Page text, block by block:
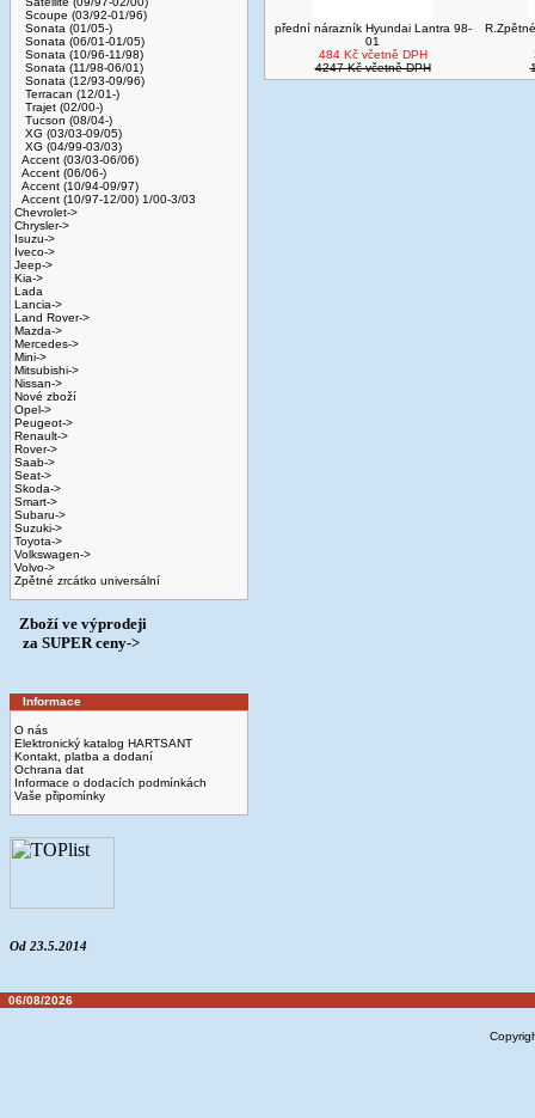
Scoupe (03/92-01/96)
Sonata (01/05-)
Sonata (06/01-01/05)
Sonata (10/96-11/98)
Sonata (11/98-06/01)
Sonata (12/93-09/96)
Terracan (12/01-)
Trajet (02/00-)
Tucson (08/04-)
XG (03/03-09/05)
XG (04/99-03/03)
Accent (03/03-06/06)
Accent (06/06-)
Accent (10/94-09/97)
Accent (10/97-12/00) 1/00-3/03
Chevrolet->
Chrysler->
Isuzu->
Iveco->
Jeep->
Kia->
Lada
Lancia->
Land Rover->
Mazda->
Mercedes->
Mini->
Mitsubishi->
Nissan->
Nové zboží
Opel->
Peugeot->
Renault->
Rover->
Saab->
Seat->
Skoda->
Smart->
Subaru->
Suzuki->
Toyota->
Volkswagen->
Volvo->
Zpětné zrcátko universální
Zboží ve výprodeji
­ za SUPER ceny->
Informace
O nás
Elektronický katalog HARTSANT
Kontakt, platba a dodaní
Ochrana dat
Informace o dodacích podmínkách
Vaše připomínky
Od 23.5.2014
přední nárazník Hyundai Lantra 98-
01
484 Kč včetně DPH
4247 Kč včetně DPH
06/08/2026